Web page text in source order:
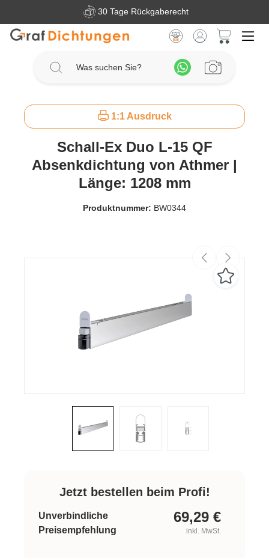
Zum Hauptinhalt springen30 Tage Rückgaberecht
1:1 Ausdruck
Schall-Ex Duo L-15 QF
Absenkdichtung von Athmer |
Länge: 1208 mm
Produktnummer: BW0344
Jetzt bestellen beim Profi!
Unverbindliche
Preisempfehlung
69,29 €
inkl. MwSt.